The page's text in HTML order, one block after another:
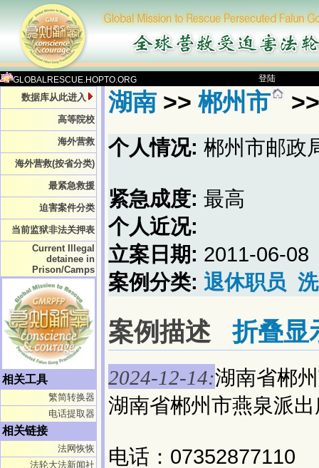
GLOBALRESCUE.HOPTO.ORG 登陆
数据库从此进入
高等院校
海外营救
海外营救(按省分类)
最紧急救援
迫害案件分类
当前监狱非法关押表
Current Illegal
detainee in
Prison/Camps
相关工具
繁简转换器
电话提取器
相关链接
法网恢恢
法轮大法新闻社
湖南 >> 郴州市
个人情况: 郴州市邮政
紧急成度: 最高
个人近况:
立案日期: 2011-06-08
案例分类: 退休职员
案例描述折叠显
2024-12-14:湖南省郴
湖南省郴州市燕泉派
电话：07352877110